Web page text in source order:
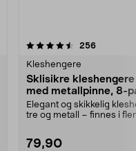
256
Kleshengere
Sklisikre
med metallpinne, 8-
Elegant og skikkelig
tre og metall – finnes i
79,90
4.5av 5 stjerner